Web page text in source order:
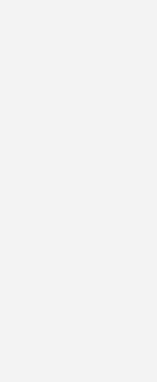
Windenergie
sondern bei netto
ersten Halbjahr 2019 einen
definierten Ausbauziele
Albers. Die Debatte
tatsächlichen
den Ausbau der
den aktuellen
für die
stößt
erachtet die geplante
„Der Ausbau
aus dem Weg zu
Deckelung und das